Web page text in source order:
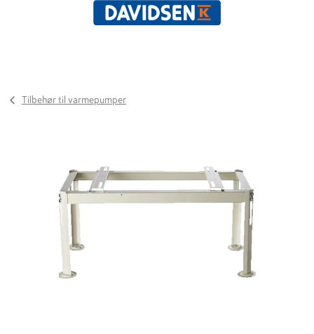
Tilbehør til varmepumper